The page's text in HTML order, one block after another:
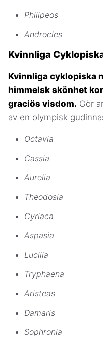
Philipeos
Androcles
Kvinnliga
Kvinnliga cyklopiska
himmelsk skönhet
graciös visdom. Gör
av en olympisk
Octavia
Cassia
Aurelia
Theodosia
Cyriaca
Aspasia
Lucilia
Tryphaena
Aristeas
Damaris
Sophronia